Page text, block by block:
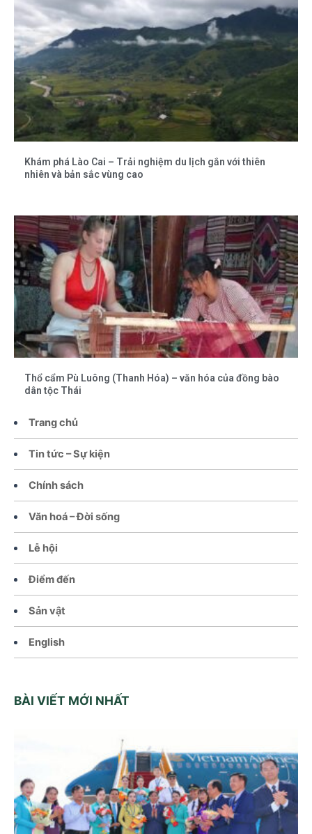
Trang chủ
Tin tức – Sự kiện
Chính sách
Văn hoá – Đời sống
Lễ hội
Điểm đến
Sản vật
English
BÀI VIẾT MỚI NHẤT
Khám phá Lào Cai – Trải nghiệm du lịch gắn với thiên
nhiên và bản sắc vùng cao
Thổ cẩm Pù Luông (Thanh Hóa) – văn hóa của đồng bào
dân tộc Thái